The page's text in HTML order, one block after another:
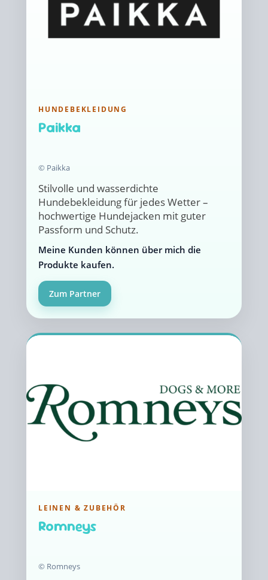
HUNDEBEKLEIDUNG
Paikka
© Paikka
Stilvolle und wasserdichte
Hundebekleidung für jedes Wetter –
hochwertige Hundejacken mit guter
Passform und Schutz.
Meine Kunden können über mich die
Produkte kaufen.
Zum Partner
LEINEN & ZUBEHÖR
Romneys
© Romneys